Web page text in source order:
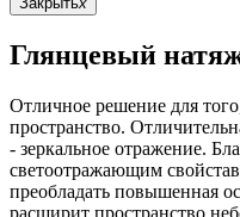
Глянцевый
Отличное решение для
пространство.
- зеркальное отражение.
светоотражающим
преобладать повышенная
расширит пространство